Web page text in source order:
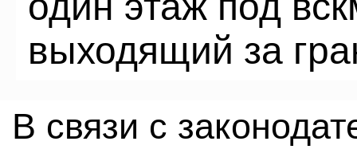
выходящий за
В связи с